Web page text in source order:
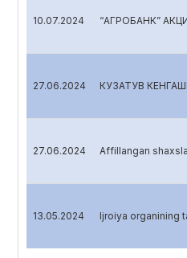
10.07.2024 “АГРОБАНК”
27.06.2024 КУЗАТУВ
27.06.2024 Affillangan
13.05.2024 Ijroiya organining